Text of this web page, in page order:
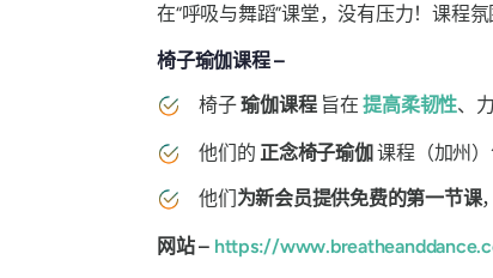
在“呼吸与舞蹈”课堂，没有压力！课程
椅子瑜伽课程 –
椅子瑜伽课程旨在提高柔韧性、
他们的 正念椅子瑜伽课程（加州）
他们为新会员提供免费的第一节课
网站 – https://